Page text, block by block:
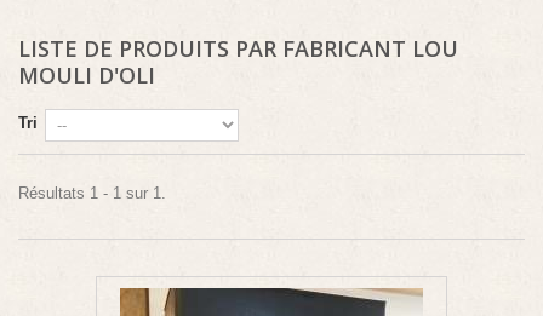
LISTE DE PRODUITS PAR FABRICANT LOU
MOULI D'OLI
Tri
Résultats 1 - 1 sur 1.